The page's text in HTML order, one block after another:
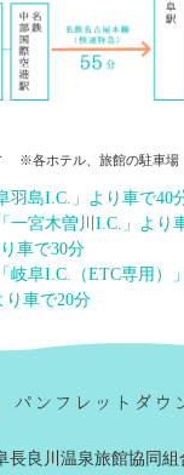
※各ホテル、旅館の駐車場
羽島I.C.」より車で40
一宮木曽川I.C.」より
車で30分
岐阜I.C.（ETC専用）
り車で20分
長良川温泉旅館協同組